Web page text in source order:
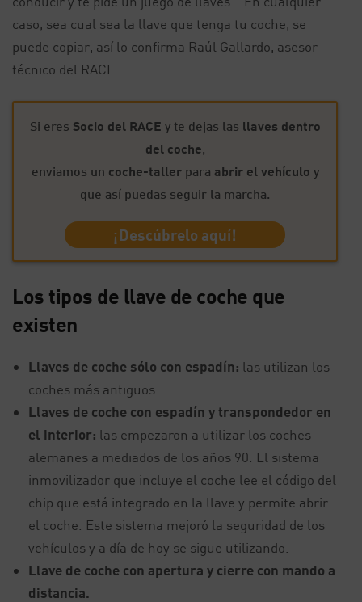
caso, sea cual sea la llave que tenga tu coche, se
puede copiar, así lo confirma Raúl Gallardo, asesor
técnico del RACE.
Si eres Socio del RACE y te dejas las llaves dentro
del coche,
enviamos un coche-tallerpara abrir el vehículo y
que así puedas seguir la marcha.
¡Descúbrelo aquí!
Los tipos de llave de coche que
existen
Llaves de coche sólo con espadín: las utilizan los
coches más antiguos.
Llaves de coche con espadín y transpondedor en
el interior: las empezaron a utilizar los coches
alemanes a mediados de los años 90. El sistema
inmovilizador que incluye el coche lee el código del
chip que está integrado en la llave y permite abrir
el coche. Este sistema mejoró la seguridad de los
vehículos y a día de hoy se sigue utilizando.
Llave de coche con apertura y cierre con mando a
distancia.